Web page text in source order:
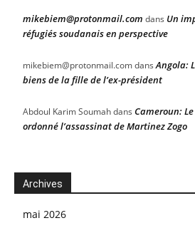
mikebiem@protonmail.com dans Un
réfugiés soudanais en perspective
mikebiem@protonmail.comdansAngola:
biens de la fille de l’ex-président
Abdoul Karim Soumahdans Cameroun:
ordonné l’assassinat de Martinez Zogo
Archives
mai 2026